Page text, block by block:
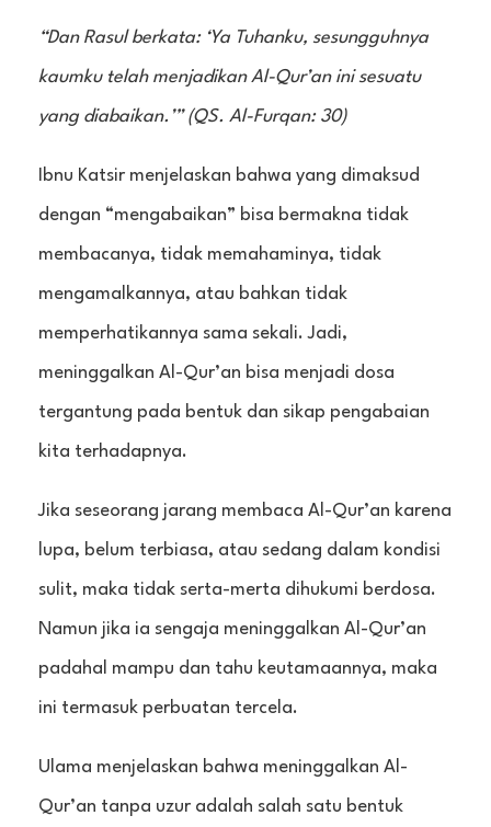
“Dan Rasul berkata: ‘Ya Tuhanku, sesungguhnya
kaumku telah menjadikan Al-Qur’an ini sesuatu
yang diabaikan.’” (QS. Al-Furqan: 30)
Ibnu Katsir menjelaskan bahwa yang dimaksud
dengan “mengabaikan” bisa bermakna tidak
membacanya, tidak memahaminya, tidak
mengamalkannya, atau bahkan tidak
memperhatikannya sama sekali. Jadi,
meninggalkan Al-Qur’an bisa menjadi dosa
tergantung pada bentuk dan sikap pengabaian
kita terhadapnya.
Jika seseorang jarang membaca Al-Qur’an karena
lupa, belum terbiasa, atau sedang dalam kondisi
sulit, maka tidak serta-merta dihukumi berdosa.
Namun jika ia sengaja meninggalkan Al-Qur’an
padahal mampu dan tahu keutamaannya, maka
ini termasuk perbuatan tercela.
Ulama menjelaskan bahwa meninggalkan Al-
Qur’an tanpa uzur adalah salah satu bentuk